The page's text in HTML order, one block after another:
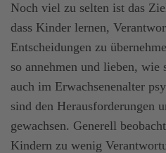
Noch viel zu selten ist das
dass Kinder lernen,
Entscheidungen zu
so annehmen und lieben, wie
auch im Erwachsenenalter
sind den Herausforderungen
gewachsen. Generell
Kindern zu wenig